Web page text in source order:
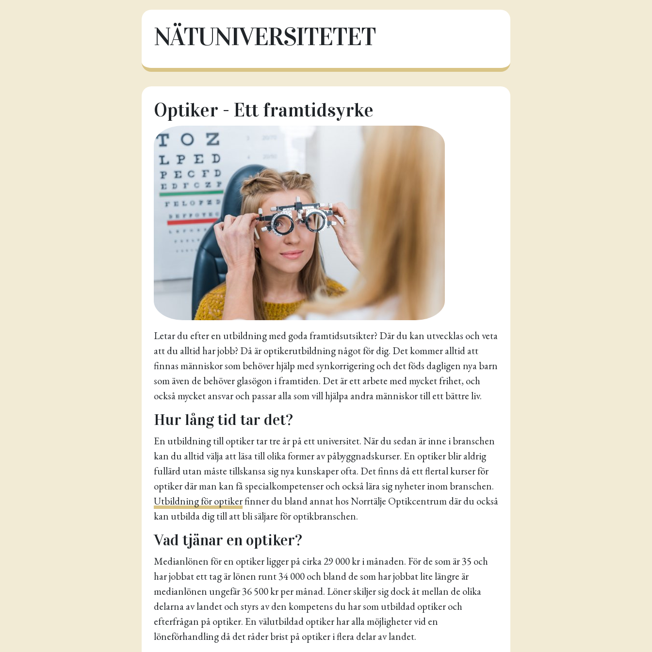
NÄTUNIVERSITETET
Optiker - Ett framtidsyrke
Letar du efter en utbildning med goda framtidsutsikter? Där du kan utvecklas och veta
att du alltid har jobb? Då är optikerutbildning något för dig. Det kommer alltid att
finnas människor som behöver hjälp med synkorrigering och det föds dagligen nya barn
som även de behöver glasögon i framtiden. Det är ett arbete med mycket frihet, och
också mycket ansvar och passar alla som vill hjälpa andra människor till ett bättre liv.
Hur lång tid tar det?
En utbildning till optiker tar tre år på ett universitet. När du sedan är inne i branschen
kan du alltid välja att läsa till olika former av påbyggnadskurser. En optiker blir aldrig
fullärd utan måste tillskansa sig nya kunskaper ofta. Det finns då ett flertal kurser för
optiker där man kan få specialkompetenser och också lära sig nyheter inom branschen.
Utbildning för optikerfinner du bland annat hos Norrtälje Optikcentrum där du också
kan utbilda dig till att bli säljare för optikbranschen.
Vad tjänar en optiker?
Medianlönen för en optiker ligger på cirka 29 000 kr i månaden. För de som är 35 och
har jobbat ett tag är lönen runt 34 000 och bland de som har jobbat lite längre är
medianlönen ungefär 36 500 kr per månad. Löner skiljer sig dock åt mellan de olika
delarna av landet och styrs av den kompetens du har som utbildad optiker och
efterfrågan på optiker. En välutbildad optiker har alla möjligheter vid en
löneförhandling då det råder brist på optiker i flera delar av landet.